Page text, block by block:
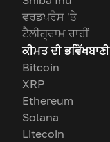
ਵਰਡਪਰੈਸ 'ਤੇ
ਟੈਲੀਗ੍ਰਾਮ ਰਾਹੀਂ
ਕੀਮਤ ਦੀ ਭਵਿੱਖਬਾਣੀ
Bitcoin
XRP
Ethereum
Solana
Litecoin